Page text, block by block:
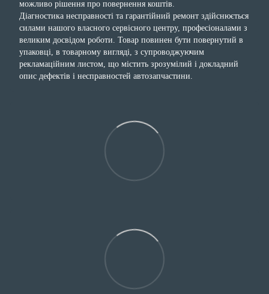
можливо рішення про повернення коштів.
Діагностика несправності та гарантійний ремонт здійснюється
силами нашого власного сервісного центру, професіоналами з
великим досвідом роботи. Товар повинен бути повернутий в
упаковці, в товарному вигляді, з супроводжуючим
рекламаційним листом, що містить зрозумілий і докладний
опис дефектів і несправностей автозапчастини.